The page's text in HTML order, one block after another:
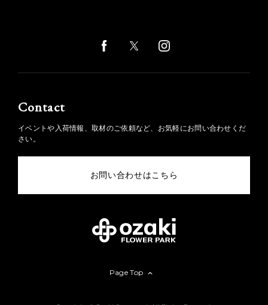
Contact
イベントや入荷情報、取材のご依頼など、お気軽にお問い合わせくだ
さい。
お問い合わせはこちら
Page Top